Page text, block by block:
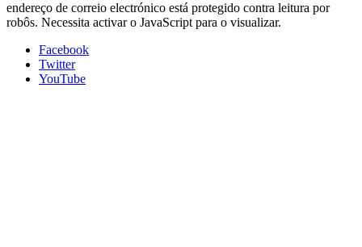
endereço de correio electrónico está protegido contra leitura por
robôs. Necessita activar o JavaScript para o visualizar.
Facebook
Twitter
YouTube